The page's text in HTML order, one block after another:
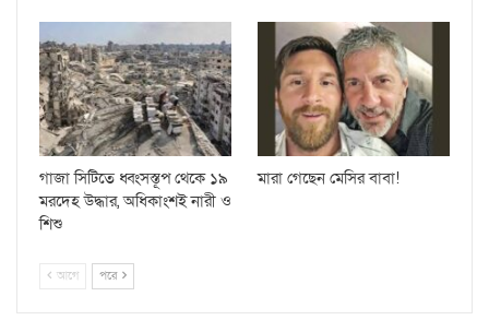
গাজা সিটিতে ধ্বংসস্তূপ থেকে ১৯
মরদেহ উদ্ধার, অধিকাংশই নারী ও
শিশু
মারা গেছেন মেসির বাবা!
আগে পরে